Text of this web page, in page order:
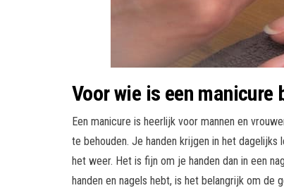
Voor wie is een manicure
Een manicure is heerlijk voor mannen en
te behouden. Je handen krijgen in het
het weer. Het is fijn om je handen dan in een
handen en nagels hebt, is het belangrijk om de